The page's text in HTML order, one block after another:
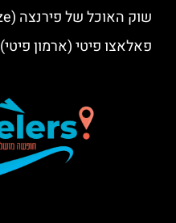
שוק האוכל של פירנצה (Mercato Centrale Firenze)
פאלאצו פיטי (ארמון פיטי) Pitti Palace בפירנצה